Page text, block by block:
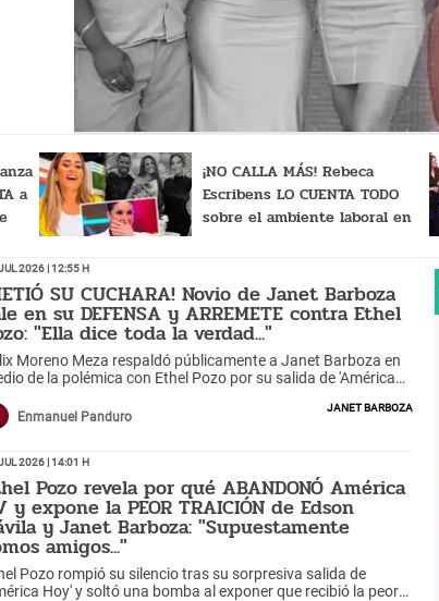
a
fácil
¡NO CALLA MÁS! Rebeca
Escribens LO CUENTA TODO
sobre el ambiente laboral en
2026 | 12:55 h
SU CUCHARA! Novio de Janet Barboza
en su DEFENSA y ARREMETE contra Ethel
"Ella dice toda la verdad..."
Moreno Meza respaldó públicamente a Janet Barboza en
de la polémica con Ethel Pozo por su salida de 'América
mentirosa.
Enmanuel Panduro
Janet Barboza
2026 | 14:01 h
Pozo revela por qué ABANDONÓ América
y expone la PEOR TRAICIÓN de Edson
y Janet Barboza: "Supuestamente
amigos..."
Pozo rompió su silencio tras su sorpresiva salida de
Hoy' y soltó una bomba al exponer que recibió la peor